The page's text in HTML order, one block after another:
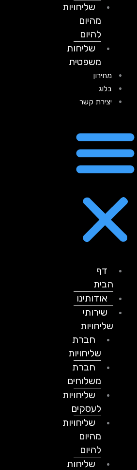
שליחויות
מהיום
להיום
שליחות
משפטית
מחירון
בלוג
יצירת קשר
דף
הבית
אודותינו
שירותי
שליחויות
חברת
שליחויות
חברת
משלוחים
שליחויות
לעסקים
שליחויות
מהיום
להיום
שליחות